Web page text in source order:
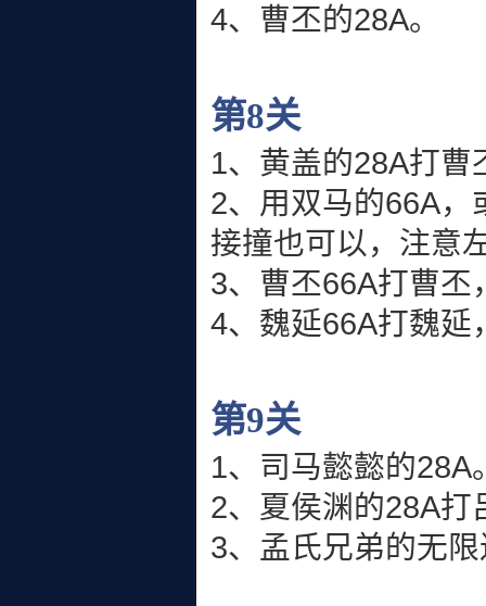
4、曹丕的28A。
第8关
1、黄盖的28A打曹
2、用双马的66A，
接撞也可以，注意
3、曹丕66A打曹丕
4、魏延66A打魏延
第9关
1、司马懿懿的28A
2、夏侯渊的28A打
3、孟氏兄弟的无